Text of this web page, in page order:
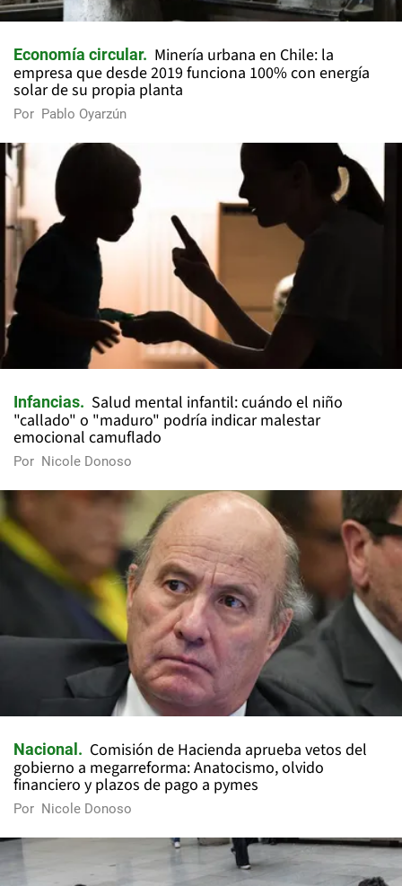
Economía circular
Minería urbana en Chile: la
empresa que desde 2019 funciona 100% con energía
solar de su propia planta
Por Pablo Oyarzún
Infancias
Salud mental infantil: cuándo el niño
"callado" o "maduro" podría indicar malestar
emocional camuflado
Por Nicole Donoso
Nacional
Comisión de Hacienda aprueba vetos del
gobierno a megarreforma: Anatocismo, olvido
financiero y plazos de pago a pymes
Por Nicole Donoso